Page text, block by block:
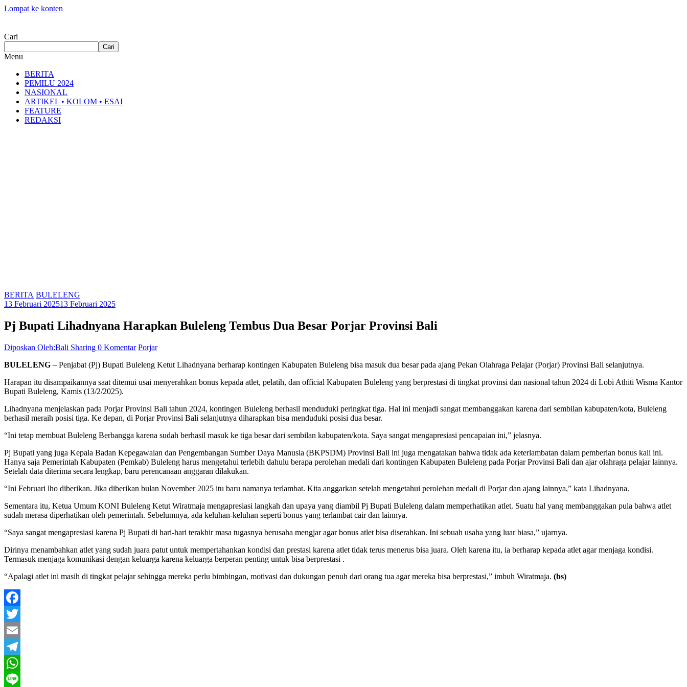
Lompat ke konten
Cari
Cari
Menu
BERITA
PEMILU 2024
NASIONAL
ARTIKEL • KOLOM • ESAI
FEATURE
REDAKSI
BERITA BULELENG
13 Februari 202513 Februari 2025
Pj Bupati Lihadnyana Harapkan Buleleng Tembus Dua Besar Porjar Provinsi Bali
Diposkan Oleh:Bali Sharing 0 Komentar Porjar
BULELENG – Penjabat (Pj) Bupati Buleleng Ketut Lihadnyana berharap kontingen Kabupaten Buleleng bisa masuk dua besar pada ajang Pekan Olahraga Pelajar (Porjar) Provinsi Bali selanjutnya.
Harapan itu disampaikannya saat ditemui usai menyerahkan bonus kepada atlet, pelatih, dan official Kabupaten Buleleng yang berprestasi di tingkat provinsi dan nasional tahun 2024 di Lobi Athiti Wisma Kantor
Bupati Buleleng, Kamis (13/2/2025).
Lihadnyana menjelaskan pada Porjar Provinsi Bali tahun 2024, kontingen Buleleng berhasil menduduki peringkat tiga. Hal ini menjadi sangat membanggakan karena dari sembilan kabupaten/kota, Buleleng
berhasil meraih posisi tiga. Ke depan, di Porjar Provinsi Bali selanjutnya diharapkan bisa menduduki posisi dua besar.
“Ini tetap membuat Buleleng Berbangga karena sudah berhasil masuk ke tiga besar dari sembilan kabupaten/kota. Saya sangat mengapresiasi pencapaian ini,” jelasnya.
Pj Bupati yang juga Kepala Badan Kepegawaian dan Pengembangan Sumber Daya Manusia (BKPSDM) Provinsi Bali ini juga mengatakan bahwa tidak ada keterlambatan dalam pemberian bonus kali ini.
Hanya saja Pemerintah Kabupaten (Pemkab) Buleleng harus mengetahui terlebih dahulu berapa perolehan medali dari kontingen Kabupaten Buleleng pada Porjar Provinsi Bali dan ajar olahraga pelajar lainnya.
Setelah data diterima secara lengkap, baru perencanaan anggaran dilakukan.
“Ini Februari lho diberikan. Jika diberikan bulan November 2025 itu baru namanya terlambat. Kita anggarkan setelah mengetahui perolehan medali di Porjar dan ajang lainnya,” kata Lihadnyana.
Sementara itu, Ketua Umum KONI Buleleng Ketut Wiratmaja mengapresiasi langkah dan upaya yang diambil Pj Bupati Buleleng dalam memperhatikan atlet. Suatu hal yang membanggakan pula bahwa atlet
sudah merasa diperhatikan oleh pemerintah. Sebelumnya, ada keluhan-keluhan seperti bonus yang terlambat cair dan lainnya.
“Saya sangat mengapresiasi karena Pj Bupati di hari-hari terakhir masa tugasnya berusaha mengjar agar bonus atlet bisa diserahkan. Ini sebuah usaha yang luar biasa,” ujarnya.
Dirinya menambahkan atlet yang sudah juara patut untuk mempertahankan kondisi dan prestasi karena atlet tidak terus menerus bisa juara. Oleh karena itu, ia berharap kepada atlet agar menjaga kondisi.
Termasuk menjaga komunikasi dengan keluarga karena keluarga berperan penting untuk bisa berprestasi .
“Apalagi atlet ini masih di tingkat pelajar sehingga mereka perlu bimbingan, motivasi dan dukungan penuh dari orang tua agar mereka bisa berprestasi,” imbuh Wiratmaja. (bs)
Facebook
Twitter
Email
Telegram
WhatsApp